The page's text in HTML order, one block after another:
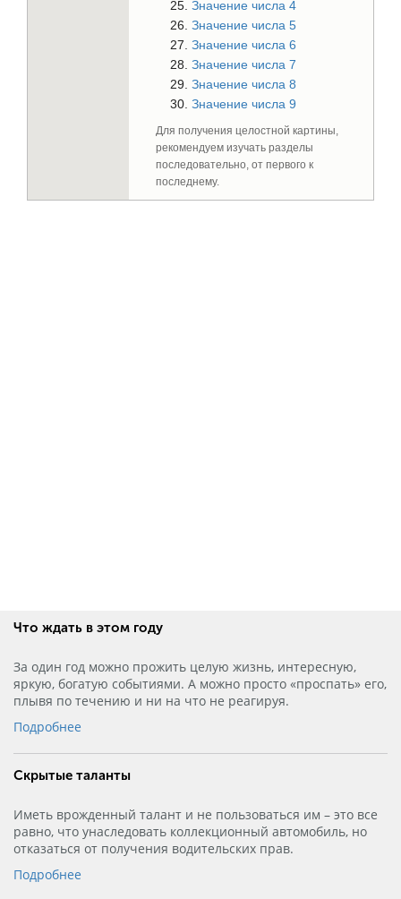
Значение числа 4
Значение числа 5
Значение числа 6
Значение числа 7
Значение числа 8
Значение числа 9
Для получения целостной картины,
рекомендуем изучать разделы
последовательно, от первого к
последнему.
Что ждать в этом году
За один год можно прожить целую жизнь, интересную,
яркую, богатую событиями. А можно просто «проспать» его,
плывя по течению и ни на что не реагируя.
Подробнее
Скрытые таланты
Иметь врожденный талант и не пользоваться им – это все
равно, что унаследовать коллекционный автомобиль, но
отказаться от получения водительских прав.
Подробнее